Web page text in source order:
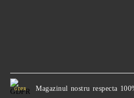
GDPR Magazinul nostru respecta